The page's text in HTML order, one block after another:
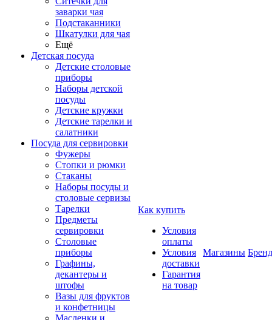
заварки чая
Подстаканники
Шкатулки для чая
Ещё
Детская посуда
Детские столовые
приборы
Наборы детской
посуды
Детские кружки
Детские тарелки и
салатники
Посуда для сервировки
Фужеры
Стопки и рюмки
Стаканы
Наборы посуды и
столовые сервизы
Тарелки
Предметы
сервировки
Столовые
приборы
Графины,
декантеры и
штофы
Вазы для фруктов
и конфетницы
Масленки и
Как купить
Условия
оплаты
Условия
доставки
Гарантия
на товар
Магазины